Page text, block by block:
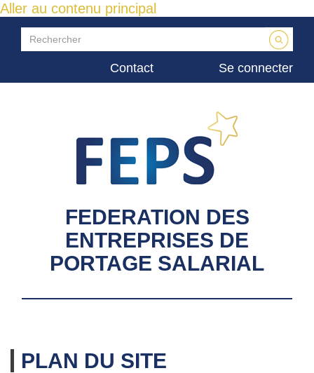
Aller au contenu principal
Contact Se connecter
FEDERATION DES
ENTREPRISES DE
PORTAGE SALARIAL
PLAN DU SITE